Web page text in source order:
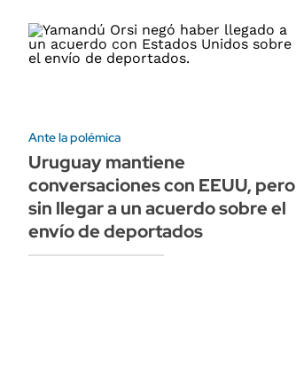
Ante la polémica
Uruguay mantiene
conversaciones con EEUU, pero
sin llegar a un acuerdo sobre el
envío de deportados